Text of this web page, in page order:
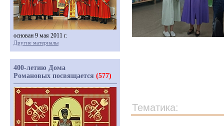
Тематика:
основан 9 мая 2011 г.
Другие материалы
400-летию Дома
Романовых посвящается (577)